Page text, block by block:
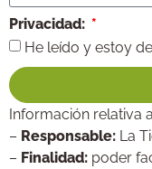
Privacidad:
He leído y estoy
Información relativa
– Responsable: La
– Finalidad: poder